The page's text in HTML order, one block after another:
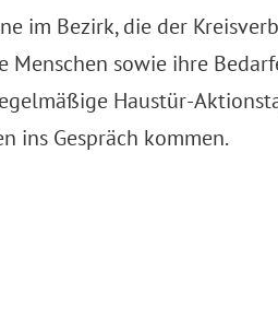
im Bezirk, die der
sowie ihre
Haustür-
ins Gespräch kommen.